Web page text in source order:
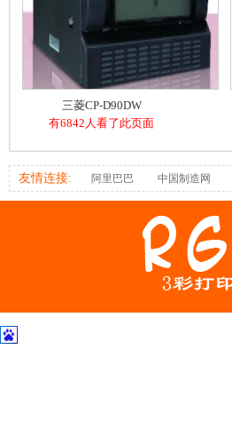
三菱CP-D90DW
有6842人看了此页面
友情连接: 阿里巴巴 中国制造网